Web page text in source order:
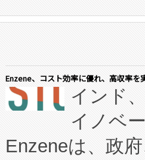
Enzene、コスト効率に優れ、高収率
インド
イノベ
Enzeneは、政